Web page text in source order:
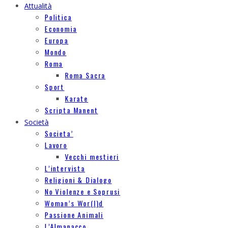
Attualità
Politica
Economia
Europa
Mondo
Roma
Roma Sacra
Sport
Karate
Scripta Manent
Società
Societa’
Lavoro
Vecchi mestieri
L’intervista
Religioni & Dialogo
No Violenze e Soprusi
Woman’s Wor(l)d
Passione Animali